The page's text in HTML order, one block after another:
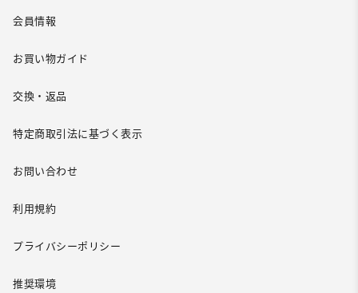
会員情報
お買い物ガイド
交換・返品
特定商取引法に基づく表示
お問い合わせ
利用規約
プライバシーポリシー
推奨環境